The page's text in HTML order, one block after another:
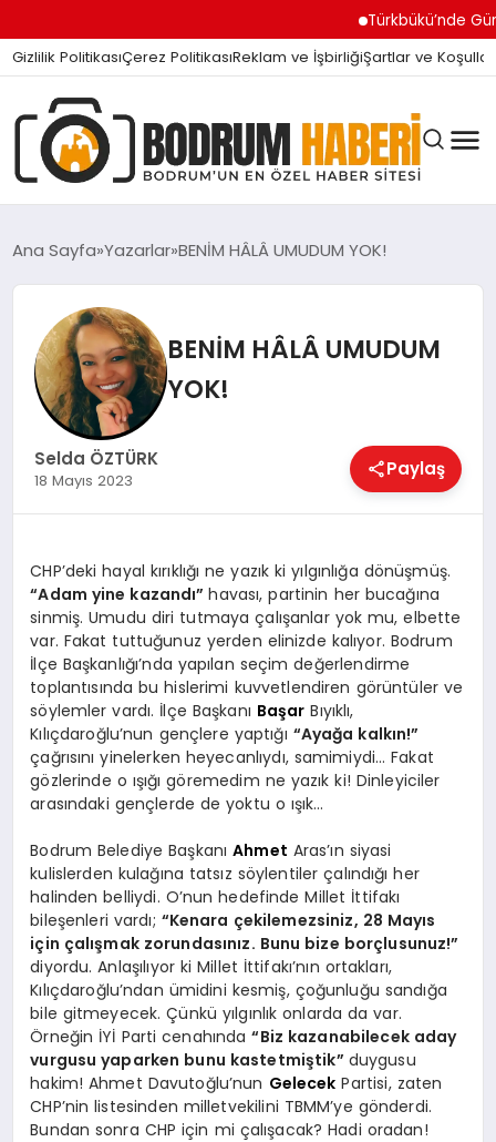
Türkbükü’nde
Gizlilik PolitikasıÇerez PolitikasıReklam ve İşbirliğiŞartlar ve Koşullar
BODRUM BODRUM
SIYASET
MAGAZIN
YAŞAM
SPOR
MUĞLA
☰
Ana Sayfa Yazarlar BENİM HÂLÂ UMUDUM YOK!
BENİM HÂLÂ UMUDUM
YOK!
Selda ÖZTÜRK
18 Mayıs 2023
Paylaş
CHP’deki hayal kırıklığı ne yazık ki yılgınlığa dönüşmüş.
“Adam yine kazandı”havası, partinin her bucağına
sinmiş. Umudu diri tutmaya çalışanlar yok mu, elbette
var. Fakat tuttuğunuz yerden elinizde kalıyor. Bodrum
İlçe Başkanlığı’nda yapılan seçim değerlendirme
toplantısında bu hislerimi kuvvetlendiren görüntüler ve
söylemler vardı. İlçe Başkanı Başar Bıyıklı,
Kılıçdaroğlu’nun gençlere yaptığı “Ayağa kalkın!”
çağrısını yinelerken heyecanlıydı, samimiydi… Fakat
gözlerinde o ışığı göremedim ne yazık ki! Dinleyiciler
arasındaki gençlerde de yoktu o ışık…
Bodrum Belediye BaşkanıAhmet Aras’ın siyasi
kulislerden kulağına tatsız söylentiler çalındığı her
halinden belliydi. O’nun hedefinde Millet İttifakı
bileşenleri vardı; “Kenara çekilemezsiniz, 28 Mayıs
için çalışmak zorundasınız. Bunu bize borçlusunuz!”
diyordu. Anlaşılıyor ki Millet İttifakı’nın ortakları,
Kılıçdaroğlu’ndan ümidini kesmiş, çoğunluğu sandığa
bile gitmeyecek. Çünkü yılgınlık onlarda da var.
Örneğin İYİ Parti cenahında“Biz kazanabilecek aday
vurgusu yaparken bunu kastetmiştik” duygusu
hakim! Ahmet Davutoğlu’nun Gelecek Partisi, zaten
CHP’nin listesinden milletvekilini TBMM’ye gönderdi.
Bundan sonra CHP için mi çalışacak? Hadi oradan!